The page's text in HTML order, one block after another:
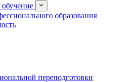
образования
переподготовки